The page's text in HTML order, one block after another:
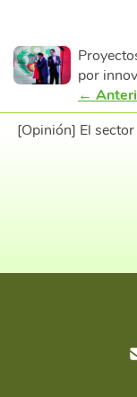
por
←
[Opinión] El